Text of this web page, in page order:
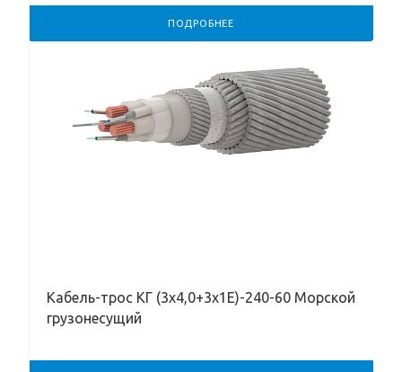
ПОДРОБНЕЕ
Кабель-трос КГ (3х4,0+3х1Е)-240-60 Морской
грузонесущий